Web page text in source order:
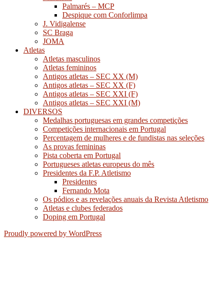
Palmarés – MCP
Despique com Conforlimpa
J. Vidigalense
SC Braga
JOMA
Atletas
Atletas masculinos
Atletas femininos
Antigos atletas – SEC XX (M)
Antigos atletas – SEC XX (F)
Antigos atletas – SEC XXI (F)
Antigos atletas – SEC XXI (M)
DIVERSOS
Medalhas portuguesas em grandes competições
Competições internacionais em Portugal
Percentagem de mulheres e de fundistas nas seleções
As provas femininas
Pista coberta em Portugal
Portugueses atletas europeus do mês
Presidentes da F.P. Atletismo
Presidentes
Fernando Mota
Os pódios e as revelações anuais da Revista Atletismo
Atletas e clubes federados
Doping em Portugal
Proudly powered by WordPress